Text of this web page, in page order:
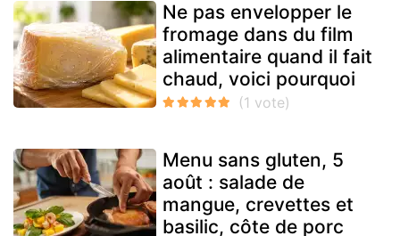
Ne pas envelopper le
fromage dans du film
alimentaire quand il fait
chaud, voici pourquoi
Menu sans gluten, 5
août : salade de
mangue, crevettes et
basilic, côte de porc